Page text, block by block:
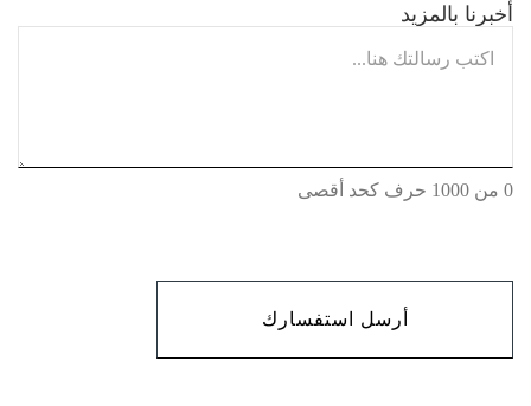
أخبرنا بالمزيد
0 من 1000 حرف كحد أقصى